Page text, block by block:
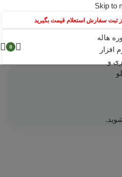
Skip to
ثبت سفارش استعلام قیمت بگیرید
0
.